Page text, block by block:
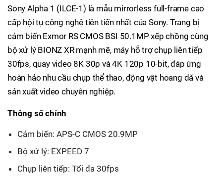
Sony Alpha 1 (ILCE-1) là mẫu mirrorless full-frame cao
cấp hội tụ công nghệ tiên tiến nhất của Sony. Trang bị
cảm biến Exmor RS CMOS BSI 50.1MP xếp chồng cùng
bộ xử lý BIONZ XR mạnh mẽ, máy hỗ trợ chụp liên tiếp
30fps, quay video 8K 30p và 4K 120p 10-bit, đáp ứng
hoàn hảo nhu cầu chụp thể thao, động vật hoang dã và
sản xuất video chuyên nghiệp.
Thông số chính
Cảm biến: APS-C CMOS 20.9MP
Bộ xử lý: EXPEED 7
Chụp liên tiếp: Tối đa 30fps